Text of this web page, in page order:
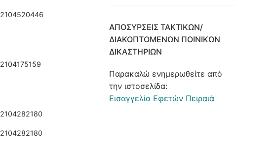
2104520446
2104175159
2104282180
2104282180
ΑΠΟΣΎΡΣΕΙΣ ΤΑΚΤΙΚΏΝ/
ΔΙΑΚΟΠΤΌΜΕΝΩΝ ΠΟΙΝΙΚΏΝ
ΔΙΚΑΣΤΗΡΊΩΝ
Παρακαλώ ενημερωθείτε από
την ιστοσελίδα:
Εισαγγελία Εφετών Πειραιά